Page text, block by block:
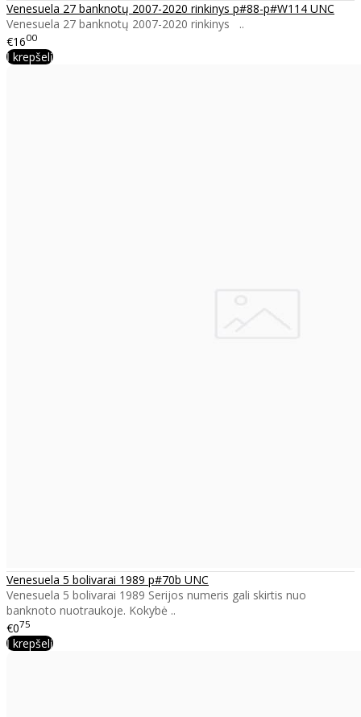
Venesuela 27 banknotų 2007-2020 rinkinys p#88-p#W114 UNC
Venesuela 27 banknotų 2007-2020 rinkinys ..
€1600
Į krepšelį
Venesuela 5 bolivarai 1989 p#70b UNC
Venesuela 5 bolivarai 1989 Serijos numeris gali skirtis nuo
banknoto nuotraukoje. Kokybė ..
€075
Į krepšelį